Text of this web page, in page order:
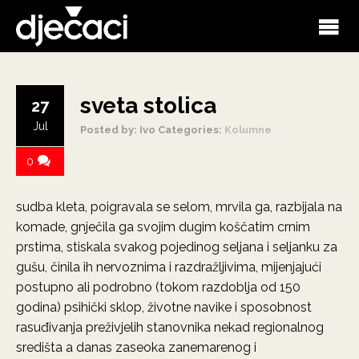
sveta stolica
Posted by: Ivo Categories: Kolumne
27
Jul
0
sudba kleta, poigravala se selom, mrvila ga, razbijala na
komade, gnječila ga svojim dugim koščatim crnim
prstima, stiskala svakog pojedinog seljana i seljanku za
gušu, činila ih nervoznima i razdražljivima, mijenjajući
postupno ali podrobno (tokom razdoblja od 150
godina) psihički sklop, životne navike i sposobnost
rasuđivanja preživjelih stanovnika nekad regionalnog
središta a danas zaseoka zanemarenog i